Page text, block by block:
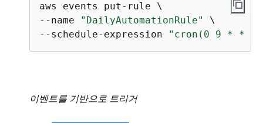
aws events put-rule \
--name
"DailyAutomationRule"
\
--schedule-expression
"cron(0 9 * * ?
이벤트를 기반으로 트리거